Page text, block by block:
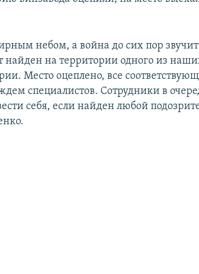
небом, а война до сих пор звучит
найден на территории одного из
Место оцеплено, все
специалистов. Сотрудники в
себя, если найден любой